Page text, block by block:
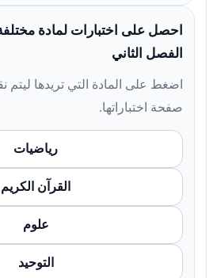
احصل على اختبارات لمادة
الفصل الثاني
اضغط على المادة التي تريدها ليتم
صفحة اختباراتها.
رياضيات
القرآن الكريم
علوم
التوحيد